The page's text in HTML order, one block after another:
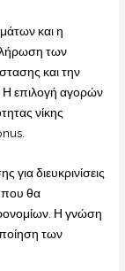
και η
των
και την
Η επιλογή αγορών
νίκης
για διευκρινίσεις
που θα
Η γνώση
των